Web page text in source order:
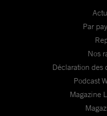
Par
Nos
Déclaration des
Podcast
Magazine